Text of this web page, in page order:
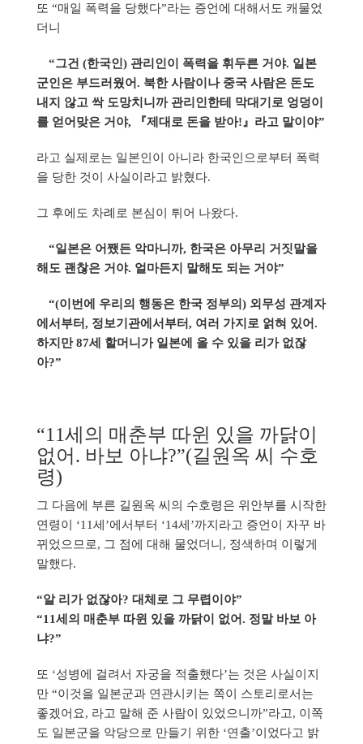
또 “매일 폭력을 당했다”라는 증언에 대해서도 캐물었
더니
“그건 (한국인) 관리인이 폭력을 휘두른 거야. 일본
군인은 부드러웠어. 북한 사람이나 중국 사람은 돈도
내지 않고 싹 도망치니까 관리인한테 막대기로 엉덩이
를 얻어맞은 거야, 『제대로 돈을 받아!』라고 말이야”
라고 실제로는 일본인이 아니라 한국인으로부터 폭력
을 당한 것이 사실이라고 밝혔다.
그 후에도 차례로 본심이 튀어 나왔다.
“일본은 어쨌든 악마니까, 한국은 아무리 거짓말을
해도 괜찮은 거야. 얼마든지 말해도 되는 거야”
“(이번에 우리의 행동은 한국 정부의) 외무성 관계자
에서부터, 정보기관에서부터, 여러 가지로 얽혀 있어.
하지만 87세 할머니가 일본에 올 수 있을 리가 없잖
아?”
“11세의 매춘부 따윈 있을 까닭이
없어. 바보 아냐?”(길원옥 씨 수호
령)
그 다음에 부른 길원옥 씨의 수호령은 위안부를 시작한
연령이 ‘11세’에서부터 ‘14세’까지라고 증언이 자꾸 바
뀌었으므로, 그 점에 대해 물었더니, 정색하며 이렇게
말했다.
“알 리가 없잖아? 대체로 그 무렵이야”
“11세의 매춘부 따윈 있을 까닭이 없어. 정말 바보 아
냐?”
또 ‘성병에 걸려서 자궁을 적출했다’는 것은 사실이지
만 “이것을 일본군과 연관시키는 쪽이 스토리로서는
좋겠어요, 라고 말해 준 사람이 있었으니까”라고, 이쪽
도 일본군을 악당으로 만들기 위한 ‘연출’이었다고 밝